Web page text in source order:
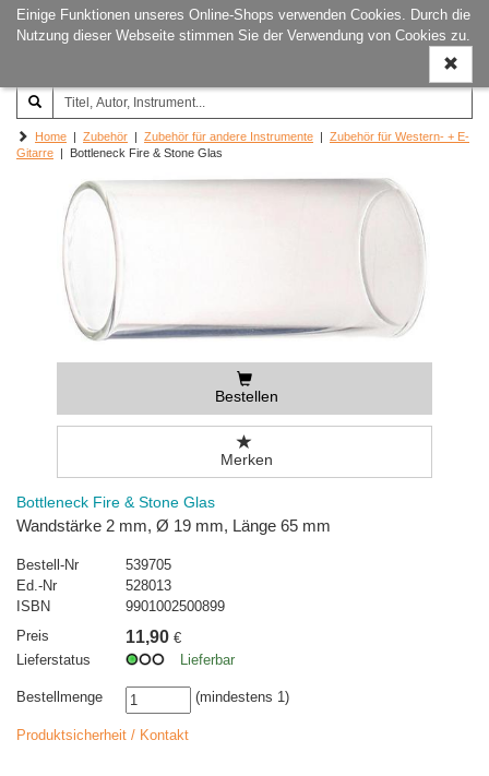
Einige Funktionen unseres Online-Shops verwenden Cookies. Durch die
Nutzung dieser Webseite stimmen Sie der Verwendung von Cookies zu.
ein-/
Joachim‐Trekel‐Musikverlag,
Hamburg
Home | Zubehör | Zubehör für andere Instrumente | Zubehör für Western- + E-
Gitarre | Bottleneck Fire & Stone Glas
Bestellen
Merken
Bottleneck Fire & Stone Glas
Wandstärke 2 mm, Ø 19 mm, Länge 65 mm
Bestell-Nr
539705
Ed.-Nr
528013
ISBN
9901002500899
Preis
11,90 €
Lieferstatus
Lieferbar
Bestellmenge (mindestens 1)
Produktsicherheit / Kontakt